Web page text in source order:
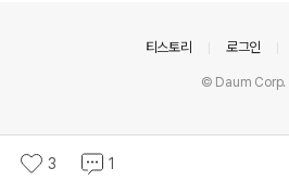
3 1
티스토리 로그인
© Daum Corp.